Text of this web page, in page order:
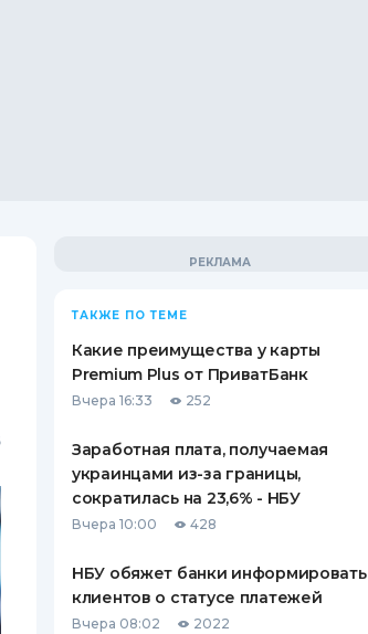
ТАКЖЕ ПО ТЕМЕ
Какие преимущества у карты
Premium Plus от ПриватБанк
Вчера 16:33 252
Заработная плата, получаемая
украинцами из-за границы,
сократилась на 23,6% - НБУ
Вчера 10:00 428
НБУ обяжет банки информировать
клиентов о статусе платежей
Вчера 08:02 2022